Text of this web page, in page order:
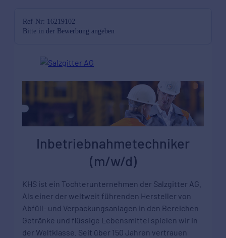
Ref-Nr: 16219102
Bitte in der Bewerbung angeben